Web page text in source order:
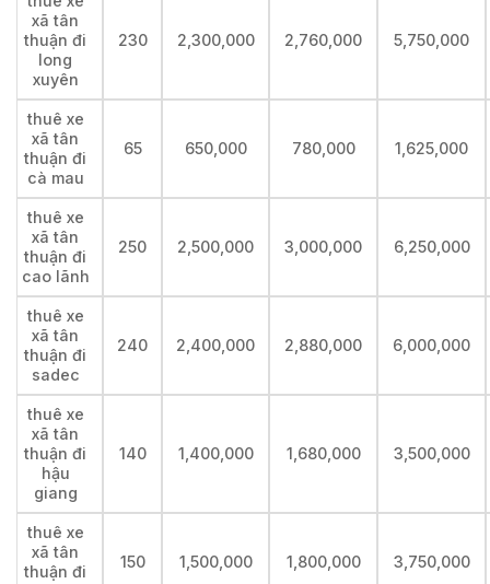
xã tân
thuận đi
long
xuyên
230 2,300,000 2,760,000 5,750,000
thuê xe
xã tân
thuận đi
cà mau
65 650,000 780,000 1,625,000
thuê xe
xã tân
thuận đi
cao lãnh
250 2,500,000 3,000,000 6,250,000
thuê xe
xã tân
thuận đi
sadec
240 2,400,000 2,880,000 6,000,000
thuê xe
xã tân
thuận đi
hậu
giang
140 1,400,000 1,680,000 3,500,000
thuê xe
xã tân
thuận đi
150 1,500,000 1,800,000 3,750,000